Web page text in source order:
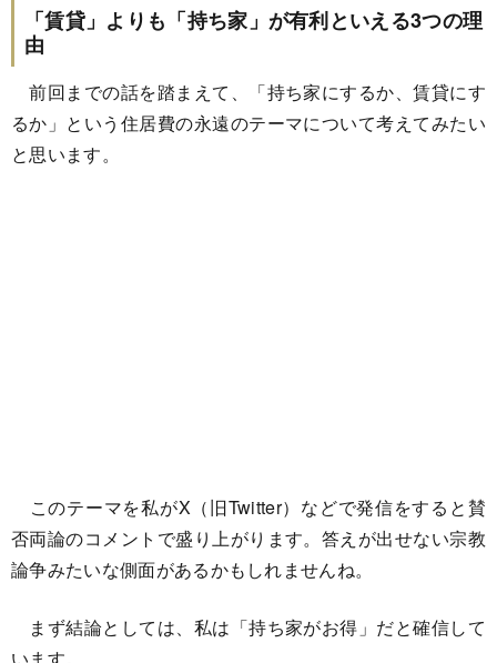
「賃貸」よりも「持ち家」が有利といえる3つの理
由
前回までの話を踏まえて、「持ち家にするか、賃貸にす
るか」という住居費の永遠のテーマについて考えてみたい
と思います。
このテーマを私がX（旧Twitter）などで発信をすると賛
否両論のコメントで盛り上がります。答えが出せない宗教
論争みたいな側面があるかもしれませんね。
まず結論としては、私は「持ち家がお得」だと確信して